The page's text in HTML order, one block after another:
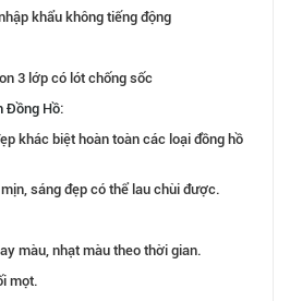
khẩu không tiếng động
3 lớp có lót chống sốc
Đồng Hồ:
khác biệt hoàn toàn các loại đồng hồ
sáng đẹp có thể lau chùi được.
màu, nhạt màu theo thời gian.
mọt.